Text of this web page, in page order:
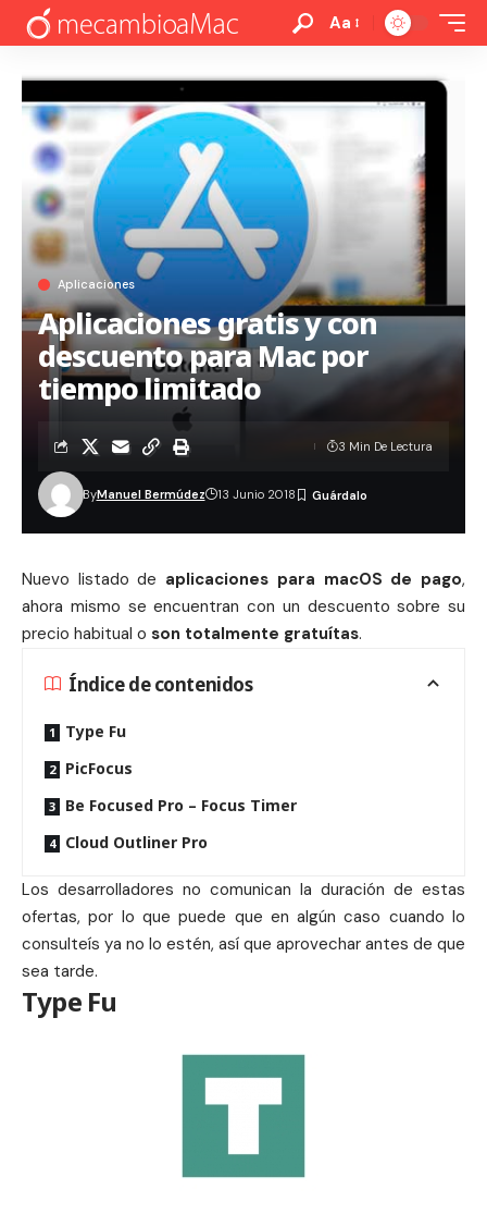
Aa
Aplicaciones
Aplicaciones gratis y con
descuento para Mac por
tiempo limitado
ByManuel Bermúdez 13 Junio 2018
3 Min De Lectura
Nuevo listado de aplicaciones para macOS de pago,
ahora mismo se encuentran con un descuento sobre su
precio habitual o son totalmente gratuítas.
Índice de contenidos
Type Fu
PicFocus
Be Focused Pro – Focus Timer
Cloud Outliner Pro
Los desarrolladores no comunican la duración de estas
ofertas, por lo que puede que en algún caso cuando lo
consulteís ya no lo estén, así que aprovechar antes de que
sea tarde.
Type Fu